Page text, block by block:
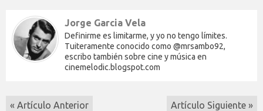
Jorge Garcia Vela
Definirme es limitarme, y yo no tengo límites.
Tuiteramente conocido como @mrsambo92,
escribo también sobre cine y música en
cinemelodic.blogspot.com
« Artículo Anterior Artículo Siguiente »